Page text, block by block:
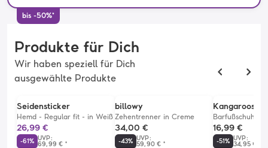
bis -50%*
Produkte für Dich
Wir haben speziell für Dich
ausgewählte Produkte
Exklusiv
Seidensticker
Hemd - Regular fit - in Weiß
26,99 €
-61 % UVP:
69,99 € *
billowy
Zehentrenner in Creme
34,00 €
-43% UVP:
59,90 € *
Kangaroos
Barfußschuhe
in Dunkelblau
16,99 €
-51 % UVP:
34,95 €